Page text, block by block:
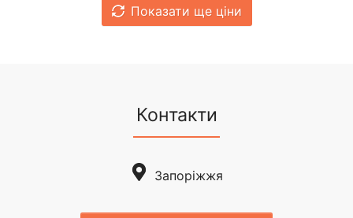
Показати ще ціни
Контакти
Запоріжжя